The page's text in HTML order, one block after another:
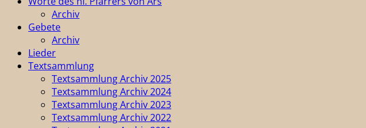
Archiv
Gebete
Archiv
Lieder
Textsammlung
Textsammlung Archiv 2025
Textsammlung Archiv 2024
Textsammlung Archiv 2023
Textsammlung Archiv 2022